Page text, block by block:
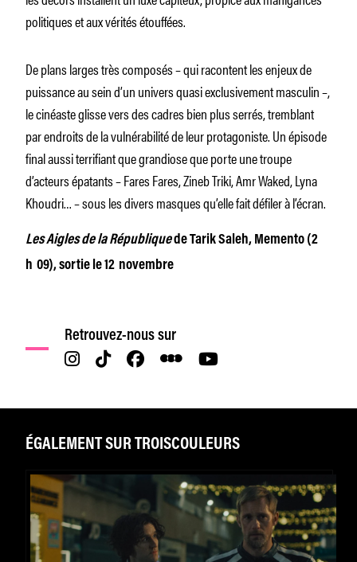
politiques et aux vérités étouffées.
De plans larges très composés – qui racontent les enjeux de
puissance au sein d’un univers quasi exclusivement masculin –,
le cinéaste glisse vers des cadres bien plus serrés, tremblant
par endroits de la vulnérabilité de leur protagoniste. Un épisode
final aussi terrifiant que grandiose que porte une troupe
d’acteurs épatants – Fares Fares, Zineb Triki, Amr Waked, Lyna
Khoudri… – sous les divers masques qu’elle fait défiler à l’écran.
Les Aigles de la Républiquede Tarik Saleh, Memento (2
h 09), sortie le 12 novembre
Retrouvez-nous sur
ÉGALEMENT SUR TROISCOULEURS